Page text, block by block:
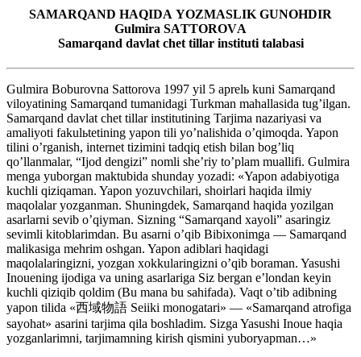
SАMАRQАND HАQIDА YOZMАSLIK GUNOHDIR
Gulmira SАTTOROVА
Samarqand davlat chet tillar instituti talabasi
Gulmira Boburovna Sattorova 1997 yil 5 aprelь kuni Samarqand
viloyatining Samarqand tumanidagi Turkman mahallasida tugʼilgan.
Samarqand davlat chet tillar institutining Tarjima nazariyasi va
amaliyoti fakulьtetining yapon tili yoʼnalishida oʼqimoqda. Yapon
tilini oʼrganish, internet tizimini tadqiq etish bilan bogʼliq
qoʼllanmalar, “Ijod dengizi” nomli sheʼriy toʼplam muallifi. Gulmira
menga yuborgan maktubida shunday yozadi: «Yapon adabiyotiga
kuchli qiziqaman. Yapon yozuvchilari, shoirlari haqida ilmiy
maqolalar yozganman. Shuningdek, Samarqand haqida yozilgan
asarlarni sevib oʼqiyman. Sizning “Samarqand xayoli” asaringiz
sevimli kitoblarimdan. Bu asarni oʼqib Bibixonimga — Samarqand
malikasiga mehrim oshgan. Yapon adiblari haqidagi
maqolalaringizni, yozgan xokkularingizni oʼqib boraman. Yasushi
Inouening ijodiga va uning asarlariga Siz bergan eʼlondan keyin
kuchli qiziqib qoldim (Bu mana bu sahifada). Vaqt oʼtib adibning
yapon tilida «西域物語 Seiiki monogatari» — «Samarqand atrofiga
sayohat» asarini tarjima qila boshladim. Sizga Yasushi Inoue haqia
yozganlarimni, tarjimamning kirish qismini yuboryapman…»